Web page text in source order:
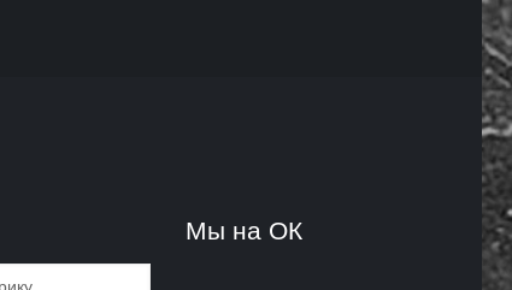
Мы на ОК